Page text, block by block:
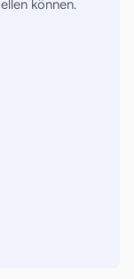
können.